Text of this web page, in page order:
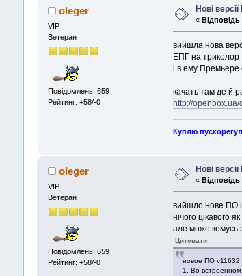
oleger
VIP
Ветеран
Повідомлень: 659
Рейтинг: +58/-0
Нові
« Відповідь
вийшла нова
ЕПГ на триколор
і в ему Премьере
качать там де й
http://
Куплю
oleger
VIP
Ветеран
Повідомлень: 659
Рейтинг: +58/-0
Нові
« Відповідь
вийшло нове ПО
нічого цікавого
але може комусь
Цитувати
новое ПО v11632
1. Во встроенном